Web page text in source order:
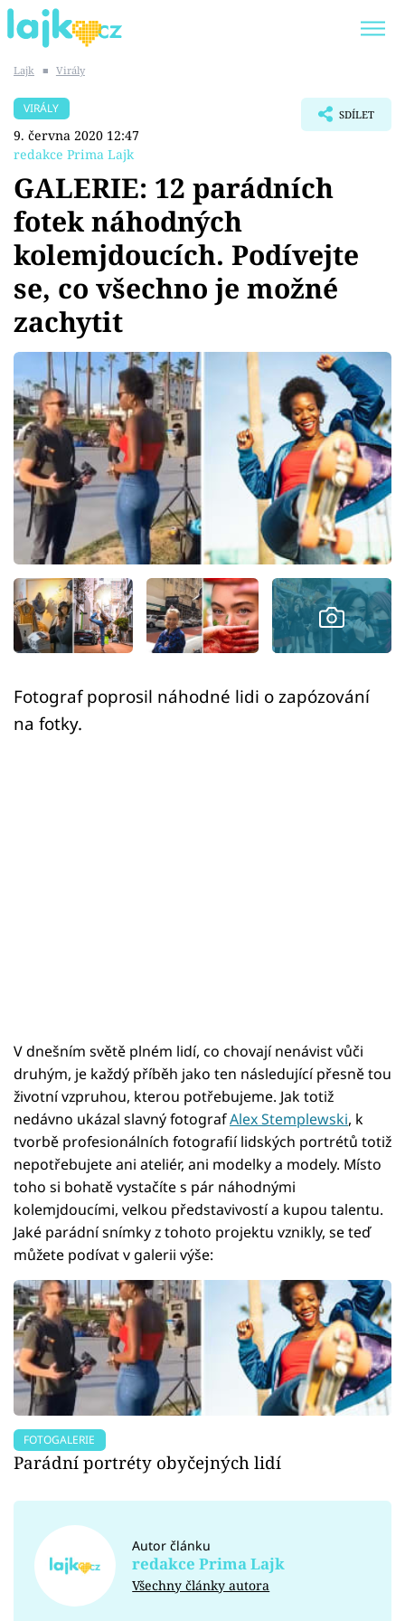
SHOPAHOLICADEL
Témata
Showbyznys
Youtubeři
Virály
Sex a vztahy
Videa
Sledujte prima+
Přihlášení
Sledujte nás
Lajk ■ Virály
VIRÁLY
9. června 2020 12:47
redakce Prima Lajk
SDÍLET
GALERIE: 12 parádních
fotek náhodných
kolemjdoucích. Podívejte
se, co všechno je možné
zachytit
Fotograf poprosil náhodné lidi o zapózování
na fotky.
V dnešním světě plném lidí, co chovají nenávist vůči
druhým, je každý příběh jako ten následující přesně tou
životní vzpruhou, kterou potřebujeme. Jak totiž
nedávno ukázal slavný fotografAlex Stemplewski, k
tvorbě profesionálních fotografií lidských portrétů totiž
nepotřebujete ani ateliér, ani modelky a modely. Místo
toho si bohatě vystačíte s pár náhodnými
kolemjdoucími, velkou představivostí a kupou talentu.
Jaké parádní snímky z tohoto projektu vznikly, se teď
můžete podívat v galerii výše:
FOTOGALERIE
Parádní portréty obyčejných lidí
Autor článku
redakce Prima Lajk
Všechny články autora